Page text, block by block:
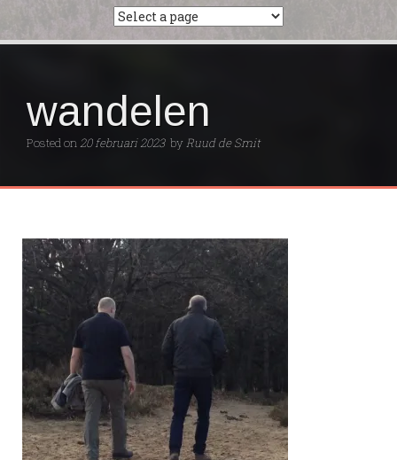
wandelen
Posted on20 februari 2023 by Ruud de Smit